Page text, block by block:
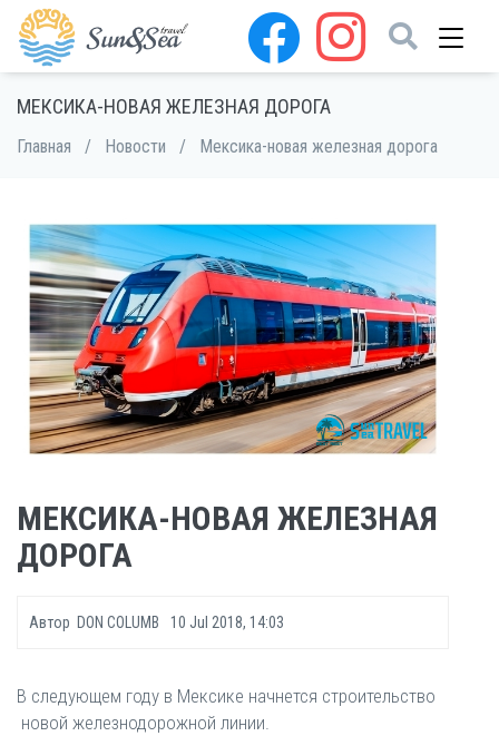
МЕКСИКА-НОВАЯ ЖЕЛЕЗНАЯ ДОРОГА
Главная / Новости / Мексика-новая железная дорога
МЕКСИКА-НОВАЯ ЖЕЛЕЗНАЯ
ДОРОГА
Автор DON COLUMB 10 Jul 2018, 14:03
В следующем году в Мексике начнется строительство
новой железнодорожной линии.